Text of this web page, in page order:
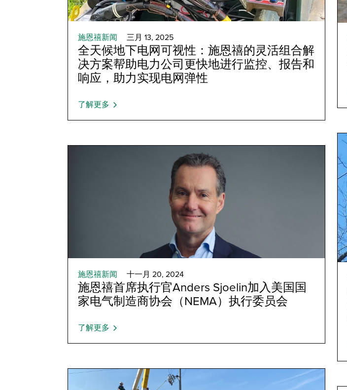
施恩禧新闻 三月 13, 2025
全天候地下电网可视性：施恩禧的灵活组合解
决方案帮助电力公司更快地进行监控、报告和
响应，助力实现电网弹性
了解更多
施恩禧新闻 十一月 20, 2024
施恩禧首席执行官Anders Sjoelin加入美国国
家电气制造商协会（NEMA）执行委员会
了解更多